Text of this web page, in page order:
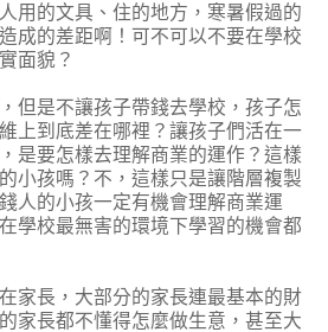
用的文具、住的地方，寒暑假過的
成的差距啊！可不可以不要在學校
面貌？
但是不讓孩子帶錢去學校，孩子怎
上到底差在哪裡？讓孩子們活在一
是要怎樣去理解商業的運作？這樣
小孩嗎？不，這樣只是讓階層複製
人的小孩一定有機會理解商業運
學校最無害的環境下學習的機會都
家長，大部分的家長連最基本的財
家長都不懂得怎麼做生意，甚至大